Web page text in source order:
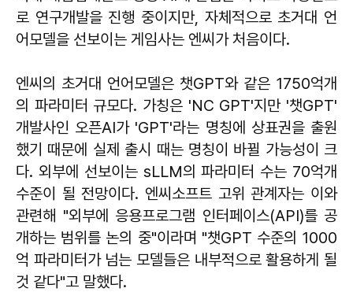
로 연구개발을 진행 중이지만, 자체적으로 초거대 언
어모델을 선보이는 게임사는 엔씨가 처음이다.
엔씨의 초거대 언어모델은 챗GPT와 같은 1750억개
의 파라미터 규모다. 가칭은 'NC GPT'지만 '챗GPT'
개발사인 오픈AI가 'GPT'라는 명칭에 상표권을 출원
했기 때문에 실제 출시 때는 명칭이 바뀔 가능성이 크
다. 외부에 선보이는 sLLM의 파라미터 수는 70억개
수준이 될 전망이다. 엔씨소프트 고위 관계자는 이와
관련해 "외부에 응용프로그램 인터페이스(API)를 공
개하는 범위를 논의 중"이라며 "챗GPT 수준의 1000
억 파라미터가 넘는 모델들은 내부적으로 활용하게 될
것 같다"고 말했다.